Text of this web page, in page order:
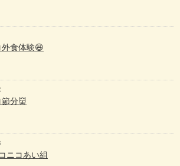
食体験😆
分👹
ニコあい組